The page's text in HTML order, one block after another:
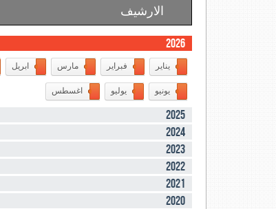
الارشيف
2026
يناير فبراير مارس ابريل
يونيو يوليو اغسطس
2025
2024
2023
2022
2021
2020